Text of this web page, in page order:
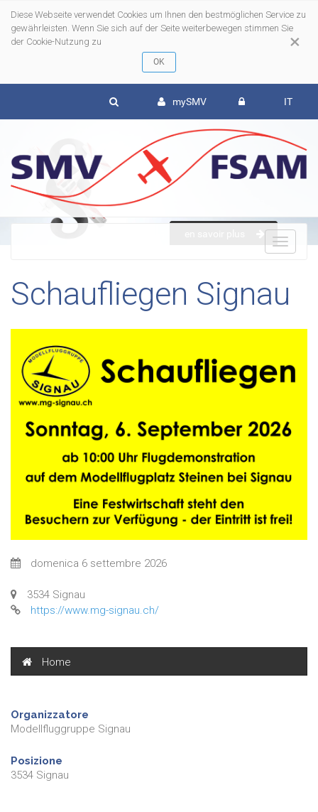
×
Diese Webseite verwendet Cookies um Ihnen den bestmöglichen Service zu
gewährleisten. Wenn Sie sich auf der Seite weiterbewegen stimmen Sie
der Cookie-Nutzung zu
mySMV IT
Schaufliegen Signau
domenica 6 settembre 2026
3534 Signau
https://www.mg-signau.ch/
Home
Organizzatore
Modellfluggruppe Signau
Posizione
3534 Signau